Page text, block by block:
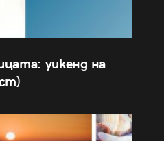
уикенд на